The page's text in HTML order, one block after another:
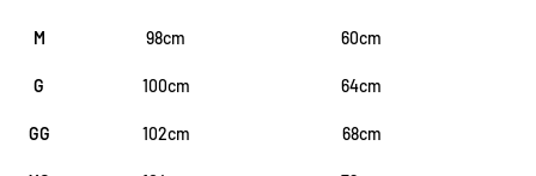
M 98cm 60cm
G 100cm 64cm
GG 102cm 68cm